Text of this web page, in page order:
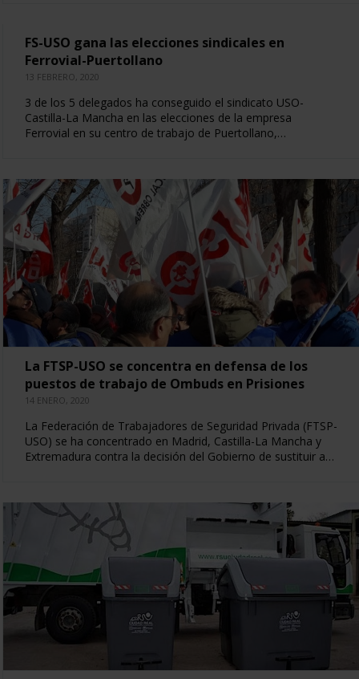
FS-USO gana las elecciones sindicales en
Ferrovial-Puertollano
13 FEBRERO, 2020
3 de los 5 delegados ha conseguido el sindicato USO-
Castilla-La Mancha en las elecciones de la empresa
Ferrovial en su centro de trabajo de Puertollano,…
La FTSP-USO se concentra en defensa de los
puestos de trabajo de Ombuds en Prisiones
14 ENERO, 2020
La Federación de Trabajadores de Seguridad Privada (FTSP-
USO) se ha concentrado en Madrid, Castilla-La Mancha y
Extremadura contra la decisión del Gobierno de sustituir a…